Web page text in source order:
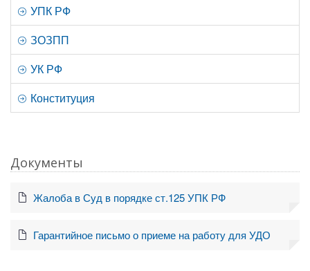
УПК РФ
ЗОЗПП
УК РФ
Конституция
Документы
Жалоба в Суд в порядке ст.125 УПК РФ
Гарантийное письмо о приеме на работу для УДО